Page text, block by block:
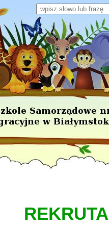
Wpisz słowo lub frazę